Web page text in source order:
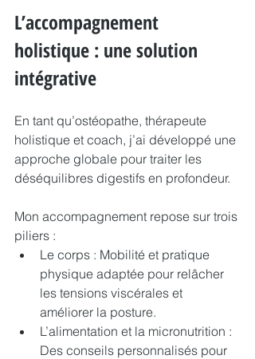
L’accompagnement
holistique : une solution
intégrative
En tant qu’ostéopathe, thérapeute
holistique et coach, j’ai développé une
approche globale pour traiter les
déséquilibres digestifs en profondeur.
Mon accompagnement repose sur trois
piliers :
Le corps : Mobilité et pratique
physique adaptée pour relâcher
les tensions viscérales et
améliorer la posture.
L’alimentation et la micronutrition :
Des conseils personnalisés pour